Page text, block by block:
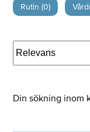
Rutin (0)
Din sökning inom